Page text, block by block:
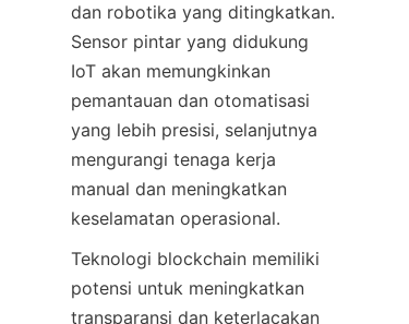
dan robotika yang ditingkatkan.
Sensor pintar yang didukung
IoT akan memungkinkan
pemantauan dan otomatisasi
yang lebih presisi, selanjutnya
mengurangi tenaga kerja
manual dan meningkatkan
Teknologi blockchain memiliki
potensi untuk meningkatkan
transparansi dan keterlacakan